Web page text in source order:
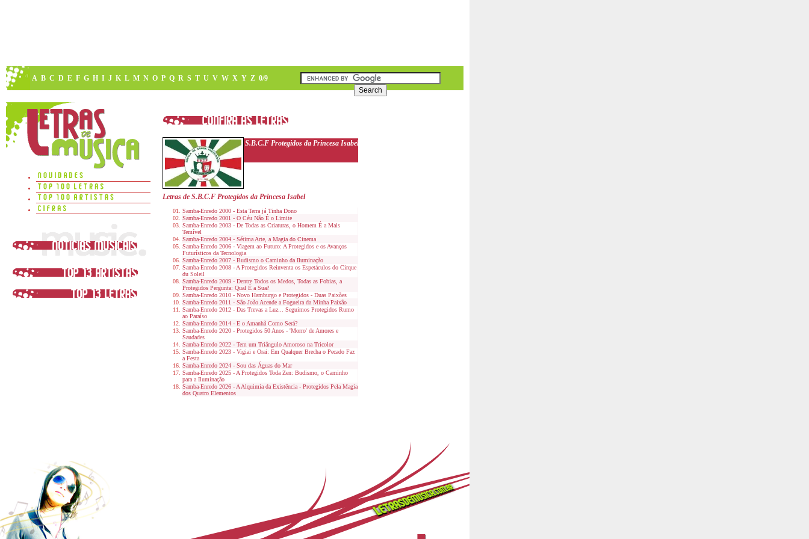
A B C D E F G H I J K L M N O P Q R S T U V W X Y Z 0/9
S.B.C.F Protegidos da Princesa Isabel
Letras de S.B.C.F Protegidos da Princesa Isabel
Samba-Enredo 2000 - Esta Terra já Tinha Dono
Samba-Enredo 2001 - O Céu Não É o Limite
Samba-Enredo 2003 - De Todas as Criaturas, o Homem É a Mais
Temível
Samba-Enredo 2004 - Sétima Arte, a Magia do Cinema
Samba-Enredo 2006 - Viagem ao Futuro: A Protegidos e os Avanços
Futurísticos da Tecnologia
Samba-Enredo 2007 - Budismo o Caminho da Iluminação
Samba-Enredo 2008 - A Protegidos Reinventa os Espetáculos do Cirque
du Soleil
Samba-Enredo 2009 - Dentre Todos os Medos, Todas as Fobias, a
Protegidos Pergunta: Qual É a Sua?
Samba-Enredo 2010 - Novo Hamburgo e Protegidos - Duas Paixões
Samba-Enredo 2011 - São João Acende a Fogueira da Minha Paixão
Samba-Enredo 2012 - Das Trevas a Luz... Seguimos Protegidos Rumo
ao Paraíso
Samba-Enredo 2014 - E o Amanhã Como Será?
Samba-Enredo 2020 - Protegidos 50 Anos - 'Morro' de Amores e
Saudades
Samba-Enredo 2022 - Tem um Triângulo Amoroso na Tricolor
Samba-Enredo 2023 - Vigiai e Orai: Em Qualquer Brecha o Pecado Faz
a Festa
Samba-Enredo 2024 - Sou das Águas do Mar
Samba-Enredo 2025 - A Protegidos Toda Zen: Budismo, o Caminho
para a Iluminação
Samba-Enredo 2026 - A Alquimia da Existência - Protegidos Pela Magia
dos Quatro Elementos